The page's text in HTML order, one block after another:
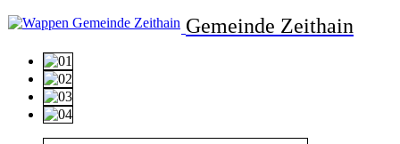
Gemeinde Zeithain